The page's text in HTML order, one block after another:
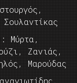
: Μύρτα,
Ζανιάς,
Μαρούδας